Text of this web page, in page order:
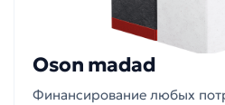
Oson madad
Финансирование любых